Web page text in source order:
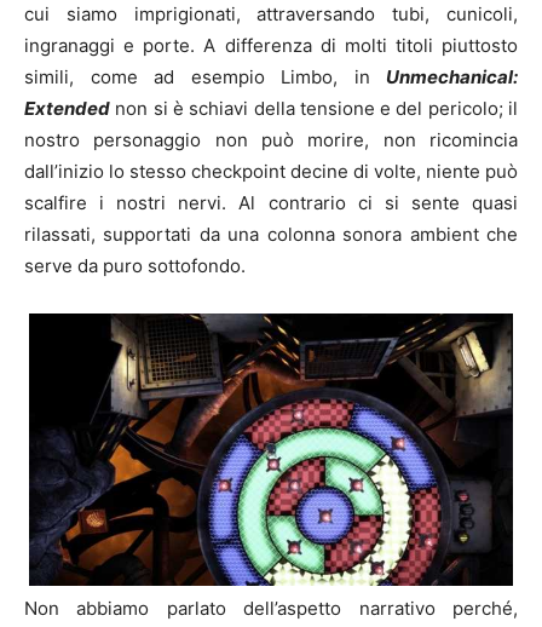
cui siamo imprigionati, attraversando tubi, cunicoli,
ingranaggi e porte. A differenza di molti titoli piuttosto
simili, come ad esempio Limbo, in Unmechanical:
Extended non si è schiavi della tensione e del pericolo; il
nostro personaggio non può morire, non ricomincia
dall’inizio lo stesso checkpoint decine di volte, niente può
scalfire i nostri nervi. Al contrario ci si sente quasi
rilassati, supportati da una colonna sonora ambient che
serve da puro sottofondo.
Non abbiamo parlato dell’aspetto narrativo perché,